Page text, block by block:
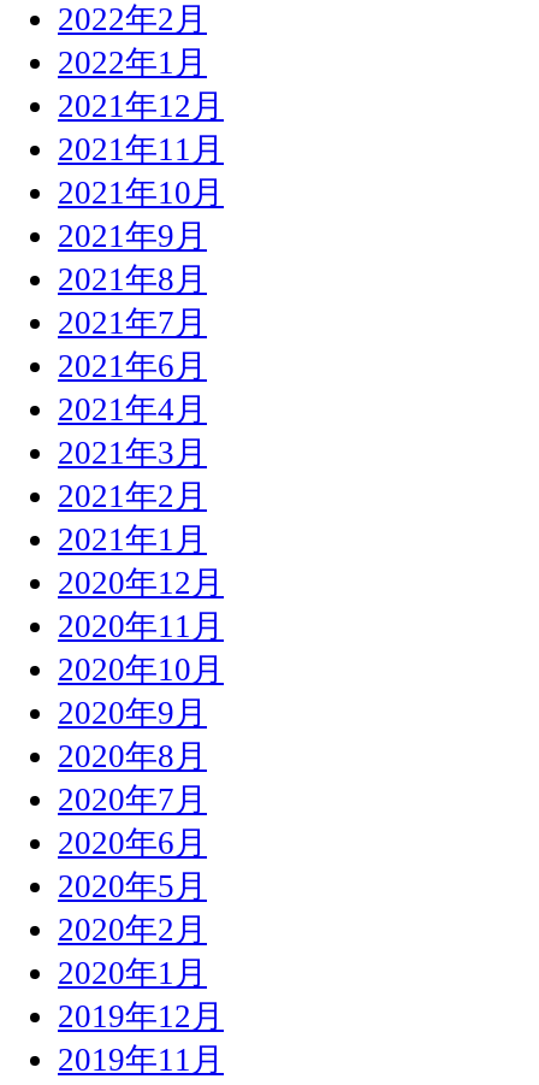
2022年2月
2022年1月
2021年12月
2021年11月
2021年10月
2021年9月
2021年8月
2021年7月
2021年6月
2021年4月
2021年3月
2021年2月
2021年1月
2020年12月
2020年11月
2020年10月
2020年9月
2020年8月
2020年7月
2020年6月
2020年5月
2020年2月
2020年1月
2019年12月
2019年11月